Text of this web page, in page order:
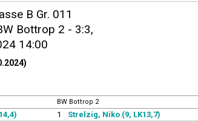
B Gr. 011
Bottrop 2 - 3:3,
14:00
BW Bottrop 2
1 Strelzig, Niko (9, LK13,7)